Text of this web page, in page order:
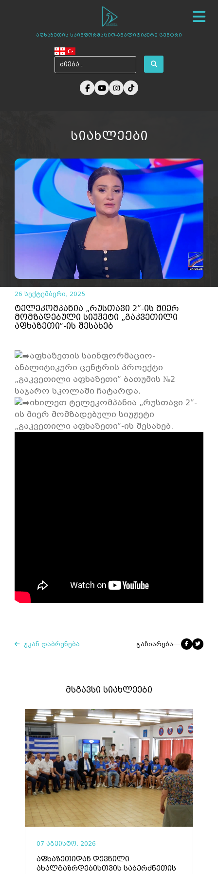
აფხაზეთის საინფორმაციო-ანალიტიკური ცენტრი
სიახლეები
ჩვენ შესახებ
ცენტრის პროექტები
სიახლეები
26 სექტემბერი, 2025
ტელეკომპანია „რუსთავი 2“-ის მიერ
მომზადებული სიუჟეტი „გაკვეთილი
აფხაზეთი“-ის შესახებ
აფხაზეთის საინფორმაციო-
ანალიტიკური ცენტრის პროექტი
„გაკვეთილი აფხაზეთი“ ბათუმის №2
საჯარო სკოლაში ჩატარდა.
იხილეთ ტელეკომპანია „რუსთავი 2“-
ის მიერ მომზადებული სიუჟეტი
„გაკვეთილი აფხაზეთი“-ის შესახებ.
უკან დაბრუნება გაზიარება
მსგავსი სიახლეები
07 აგვისტო, 2026
აფხაზეთიდან დევნილი
ახალგაზრდებისთვის საბერძნეთის